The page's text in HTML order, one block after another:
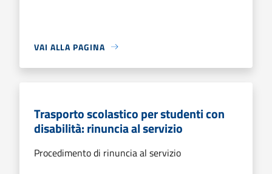
VAI ALLA PAGINA
Trasporto scolastico per studenti con
disabilità: rinuncia al servizio
Procedimento di rinuncia al servizio